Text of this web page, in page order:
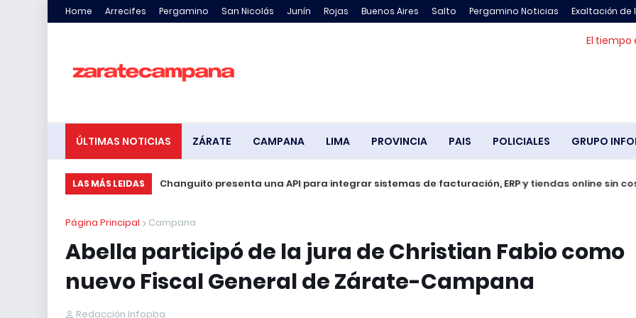
Home Arrecifes Pergamino San Nicolás Junín Rojas Buenos Aires Salto Pergamino Noticias Exaltación de
El tiempo
ÚLTIMAS NOTICIAS ZÁRATE CAMPANA LIMA PROVINCIA PAIS POLICIALES GRUPO
LAS MÁS LEIDAS Changuito presenta una API para integrar sistemas de facturación, ERP y tiendas online sin
Página Principal Campana
Abella participó de la jura de Christian Fabio como
nuevo Fiscal General de Zárate-Campana
Redacción Infopba